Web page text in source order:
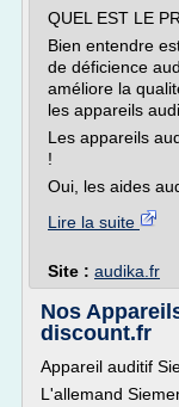
QUEL EST LE
Bien entendre
de déficience
améliore la
les appareils
Les appareils
!
Oui, les aides
Lire la suite
Site : audika.fr
Nos
discount.fr
Appareil auditif
L'allemand